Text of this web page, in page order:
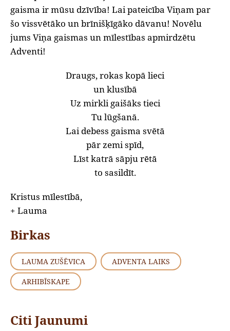
gaisma ir mūsu dzīvība! Lai pateicība Viņam par
šo vissvētāko un brīnišķīgāko dāvanu! Novēlu
jums Viņa gaismas un mīlestības apmirdzētu
Adventi!
Draugs, rokas kopā lieci
un klusībā
Uz mirkli gaišāks tieci
Tu lūgšanā.
Lai debess gaisma svētā
pār zemi spīd,
Līst katrā sāpju rētā
to sasildīt.
Kristus mīlestībā,
+ Lauma
Birkas
LAUMA ZUŠĒVICA ADVENTA LAIKS
ARHIBĪSKAPE
Citi Jaunumi